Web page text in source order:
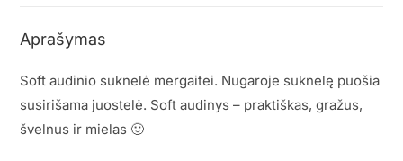
Aprašymas
Soft audinio suknelė mergaitei. Nugaroje suknelę puošia
susirišama juostelė. Soft audinys – praktiškas, gražus,
švelnus ir mielas 🙂